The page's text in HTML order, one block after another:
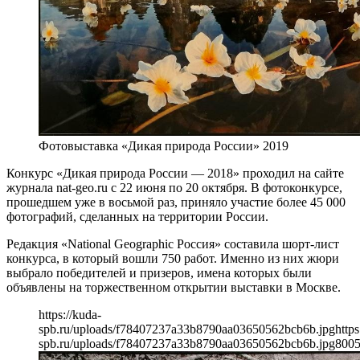
Фотовыставка «Дикая природа России» 2019
Конкурс «Дикая природа России — 2018» проходил на сайте
журнала nat-geo.ru с 22 июня по 20 октября. В фотоконкурсе,
прошедшем уже в восьмой раз, приняло участие более 45 000
фотографий, сделанных на территории России.
Редакция «National Geographic Россия» составила шорт-лист
конкурса, в который вошли 750 работ. Именно из них жюри
выбрало победителей и призеров, имена которых были
объявлены на торжественном открытии выставки в Москве.
https://kuda-
spb.ru/uploads/f78407237a33b8790aa03650562bcb6b.jpg
spb.ru/uploads/f78407237a33b8790aa03650562bcb6b.jpg800